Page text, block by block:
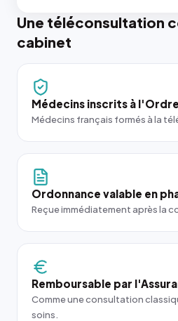
Une téléconsultation
cabinet
Médecins inscrits à l'Ordre
Médecins français formés à la
Ordonnance valable en
Reçue immédiatement après la
Remboursable par
Comme une consultation
soins.